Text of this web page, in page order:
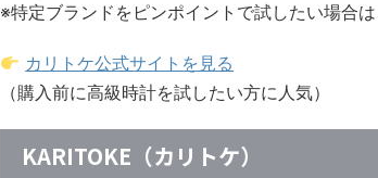
※特定ブランドをピンポイントで試したい場合
カリトケ公式サイトを見る
（購入前に高級時計を試したい方に人気）
KARITOKE（カリトケ）